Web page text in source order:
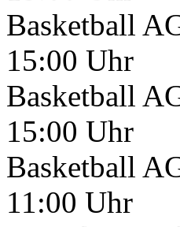
Basketball
15:00 Uhr
Basketball
15:00 Uhr
Basketball
11:00 Uhr